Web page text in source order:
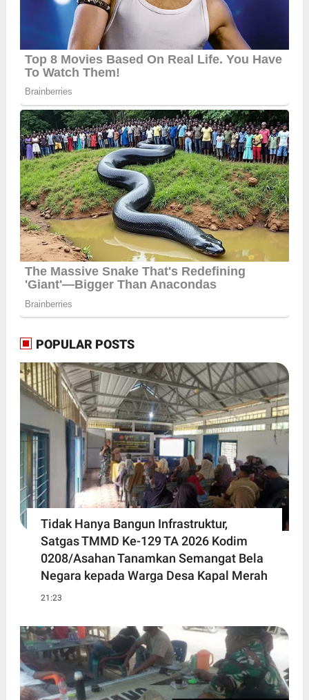
POPULAR POSTS
Tidak Hanya Bangun Infrastruktur,
Satgas TMMD Ke-129 TA 2026 Kodim
0208/Asahan Tanamkan Semangat Bela
Negara kepada Warga Desa Kapal Merah
21:23